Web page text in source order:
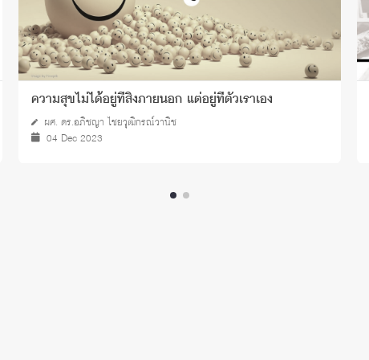
ความสุขไม่ได้อยู่ที่สิ่งภายนอก แต่อยู่ที่ตัวเราเอง
ผศ. ดร.อภิชญา ไชยวุฒิกรณ์วานิช
04 Dec 2023